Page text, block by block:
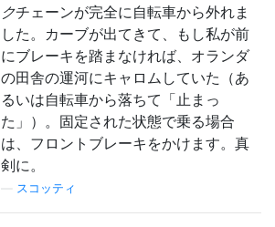
クチェーンが完全に自転車から外れま
した。カーブが出てきて、もし私が前
にブレーキを踏まなければ、オランダ
の田舎の運河にキャロムしていた（あ
るいは自転車から落ちて「止まっ
た」）。固定された状態で乗る場合
は、フロントブレーキをかけます。真
剣に。
スコッティ